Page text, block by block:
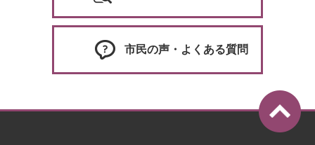
市民の声・よくある質問